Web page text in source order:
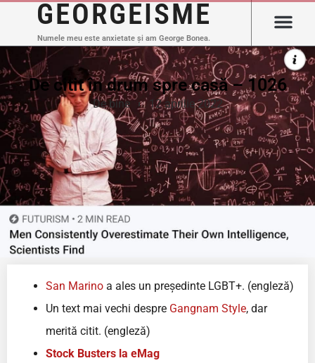
GEORGEISME
Numele meu este anxietate și am George Bonea.
De citit în drum spre casă – 1026
De bine 12 aprilie 2022
San Marino a ales un președinte LGBT+. (engleză)
Un text mai vechi despre Gangnam Style, dar
merită citit. (engleză)
Stock Busters la eMag